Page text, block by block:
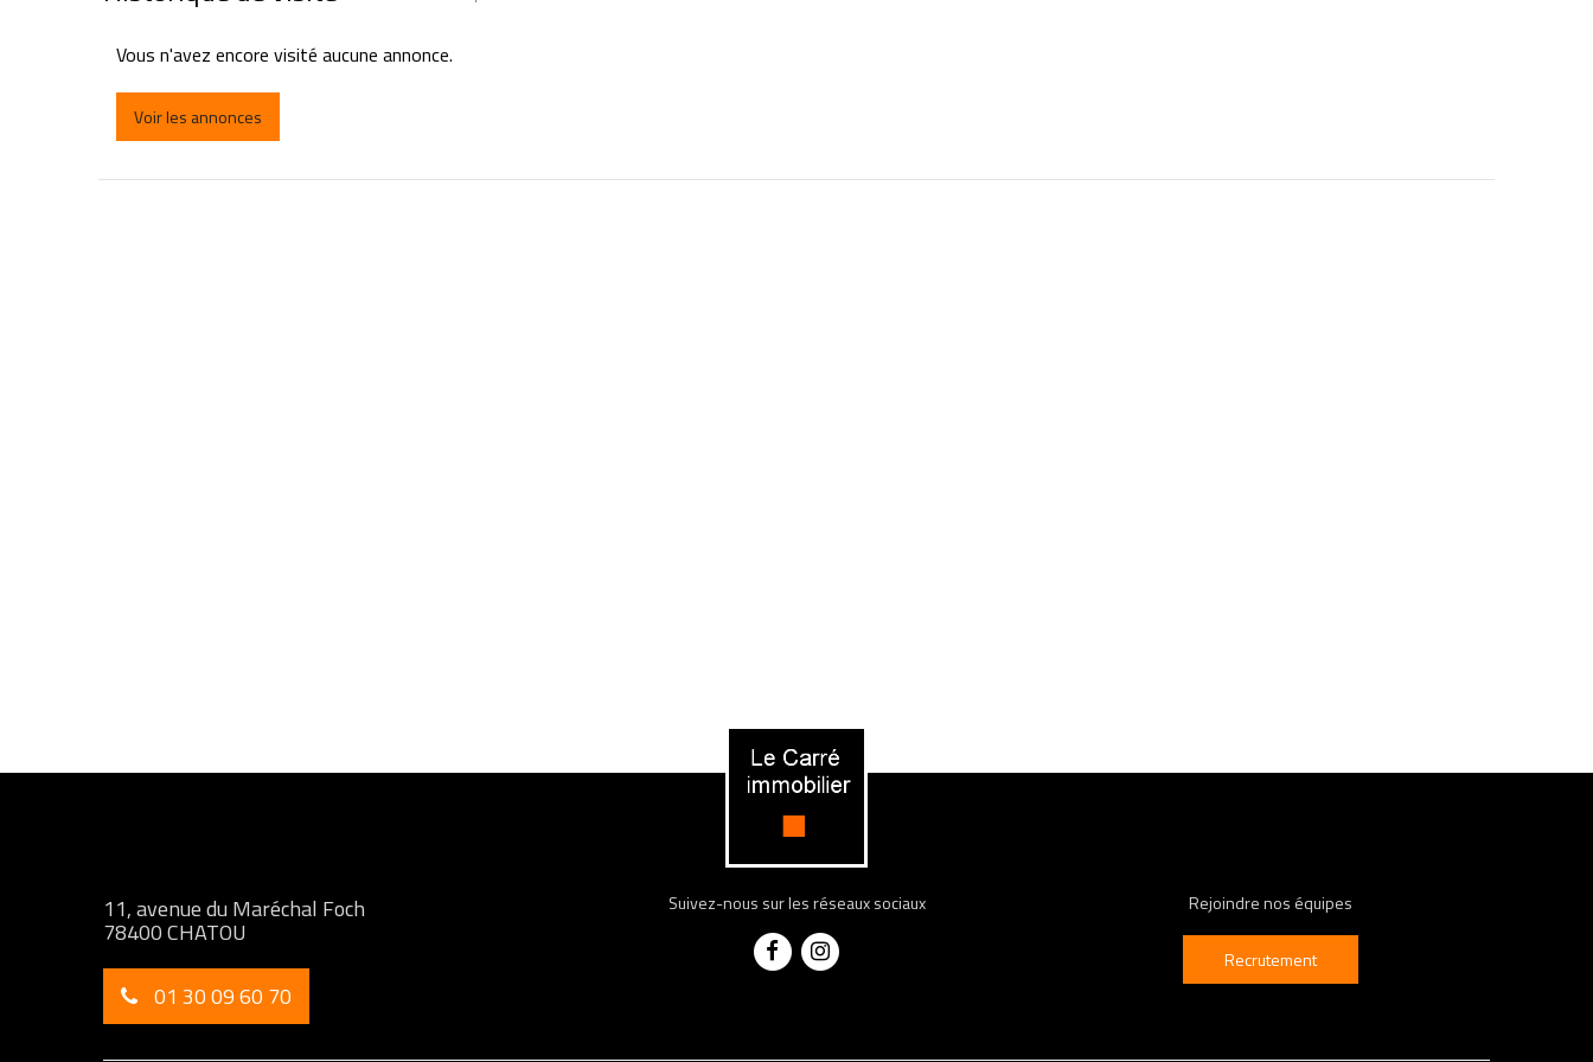
Vous n'avez encore visité aucune annonce.
Voir les annonces
11, avenue du Maréchal Foch
78400 CHATOU
01 30 09 60 70
Suivez-nous sur les réseaux sociaux Rejoindre nos équipes
Recrutement